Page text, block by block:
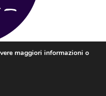
maggiori informazioni o